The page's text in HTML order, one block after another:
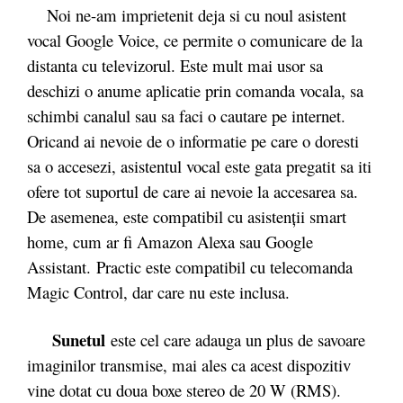
Noi ne-am imprietenit deja si cu noul asistent
vocal Google Voice, ce permite o comunicare de la
distanta cu televizorul. Este mult mai usor sa
deschizi o anume aplicatie prin comanda vocala, sa
schimbi canalul sau sa faci o cautare pe internet.
Oricand ai nevoie de o informatie pe care o doresti
sa o accesezi, asistentul vocal este gata pregatit sa iti
ofere tot suportul de care ai nevoie la accesarea sa.
De asemenea, este compatibil cu asistenții smart
home, cum ar fi Amazon Alexa sau Google
Assistant. Practic este compatibil cu telecomanda
Magic Control, dar care nu este inclusa.
Sunetul este cel care adauga un plus de savoare
imaginilor transmise, mai ales ca acest dispozitiv
vine dotat cu doua boxe stereo de 20 W (RMS).